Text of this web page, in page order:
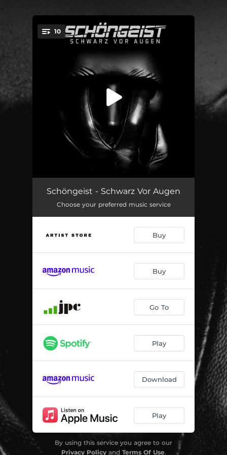
You're all set!
10
Fake News
Schwarz vor Augen
Du Du Du (feat. Jen Majura) 03:36
Ich bin kein Muss
Supernova --
Horizont
Wahre Liebe --
--
Schöngeist - Schwarz Vor Augen
Choose your preferred music service
Buy
Buy
Go To
Play
Download
Play
By using this service you agree to our
Privacy Policyand Terms Of Use.